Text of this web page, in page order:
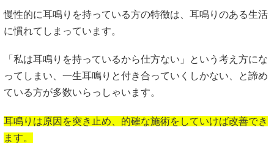
慢性的に耳鳴りを持っている方の特徴は、耳鳴りのある生活
に慣れてしまっています。
「私は耳鳴りを持っているから仕方ない」という考え方にな
ってしまい、一生耳鳴りと付き合っていくしかない、と諦め
ている方が多数いらっしゃいます。
耳鳴りは原因を突き止め、的確な施術をしていけば改善でき
ます。